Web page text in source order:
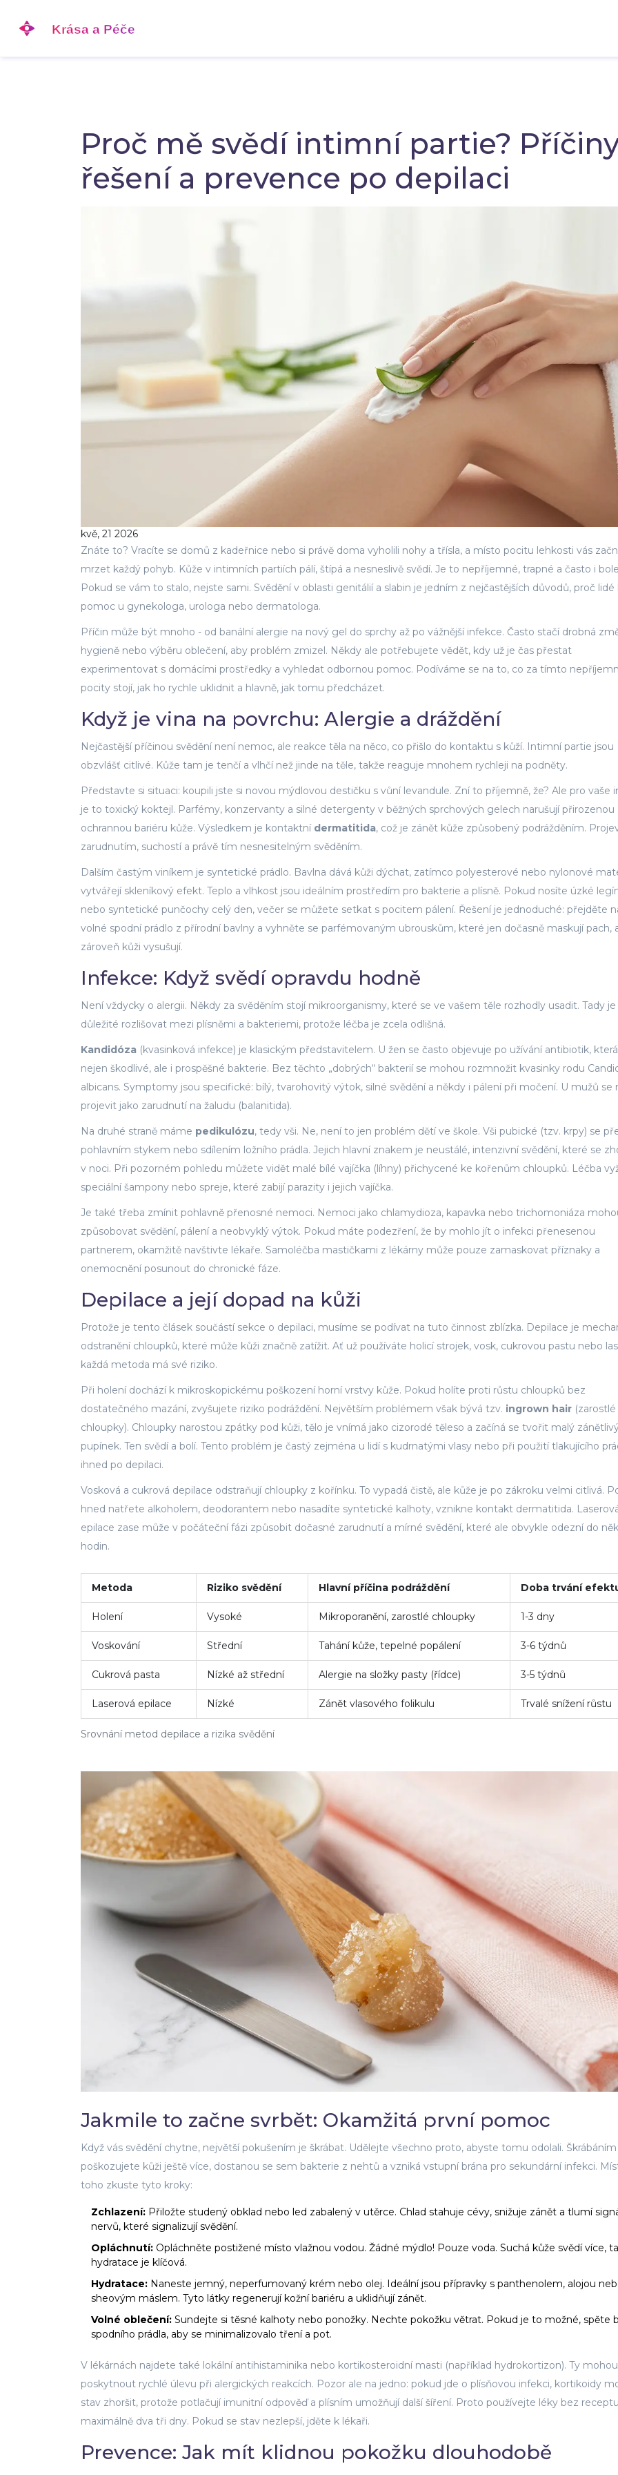
Proč mě svědí intimní partie?
řešení a prevence po depilaci
kvě, 21 2026
Znáte to? Vracíte se domů z kadeřnice nebo si právě doma vyholili nohy a třísla, a místo pocitu lehkosti vás
mrzet každý pohyb. Kůže v intimních partiích pálí, štípá a nesneslivě svědí. Je to nepříjemné, trapné a často i
Pokud se vám to stalo, nejste sami. Svědění v oblasti genitálií a slabin je jedním z nejčastějších důvodů, proč lidé
pomoc u gynekologa, urologa nebo dermatologa.
Příčin může být mnoho - od banální alergie na nový gel do sprchy až po vážnější infekce. Často stačí drobná
hygieně nebo výběru oblečení, aby problém zmizel. Někdy ale potřebujete vědět, kdy už je čas přestat
experimentovat s domácími prostředky a vyhledat odbornou pomoc. Podíváme se na to, co za tímto
pocity stojí, jak ho rychle uklidnit a hlavně, jak tomu předcházet.
Když je vina na povrchu: Alergie a dráždění
Nejčastější příčinou svědění není nemoc, ale reakce těla na něco, co přišlo do kontaktu s kůží. Intimní partie jsou
obzvlášť citlivé. Kůže tam je tenčí a vlhčí než jinde na těle, takže reaguje mnohem rychleji na podněty.
Představte si situaci: koupili jste si novou mýdlovou destičku s vůní levandule. Zní to příjemně, že? Ale pro vaše
je to toxický koktejl. Parfémy, konzervanty a silné detergenty v běžných sprchových gelech narušují přirozenou
ochrannou bariéru kůže. Výsledkem je kontaktní dermatitida, což je zánět kůže způsobený podrážděním.
zarudnutím, suchostí a právě tím nesnesitelným svěděním.
Dalším častým viníkem je syntetické prádlo. Bavlna dává kůži dýchat, zatímco polyesterové nebo nylonové
vytvářejí skleníkový efekt. Teplo a vlhkost jsou ideálním prostředím pro bakterie a plísně. Pokud nosíte úzké
nebo syntetické punčochy celý den, večer se můžete setkat s pocitem pálení. Řešení je jednoduché: přejděte
volné spodní prádlo z přírodní bavlny a vyhněte se parfémovaným ubrouskům, které jen dočasně maskují pach,
zároveň kůži vysušují.
Infekce: Když svědí opravdu hodně
Není vždycky o alergii. Někdy za svěděním stojí mikroorganismy, které se ve vašem těle rozhodly usadit. Tady je
důležité rozlišovat mezi plísněmi a bakteriemi, protože léčba je zcela odlišná.
Kandidóza (kvasinková infekce) je klasickým představitelem. U žen se často objevuje po užívání antibiotik,
nejen škodlivé, ale i prospěšné bakterie. Bez těchto „dobrých“ bakterií se mohou rozmnožit kvasinky rodu
albicans. Symptomy jsou specifické: bílý, tvarohovitý výtok, silné svědění a někdy i pálení při močení. U mužů se
projevit jako zarudnutí na žaludu (balanitida).
Na druhé straně máme pedikulózu, tedy vši. Ne, není to jen problém dětí ve škole. Vši pubické (tzv. krpy) se
pohlavním stykem nebo sdílením ložního prádla. Jejich hlavní znakem je neustálé, intenzivní svědění, které se
v noci. Při pozorném pohledu můžete vidět malé bílé vajíčka (líhny) přichycené ke kořenům chloupků. Léčba
speciální šampony nebo spreje, které zabijí parazity i jejich vajíčka.
Je také třeba zmínit pohlavně přenosné nemoci. Nemoci jako chlamydioza, kapavka nebo trichomoniáza
způsobovat svědění, pálení a neobvyklý výtok. Pokud máte podezření, že by mohlo jít o infekci přenesenou
partnerem, okamžitě navštivte lékaře. Samoléčba mastičkami z lékárny může pouze zamaskovat příznaky a
onemocnění posunout do chronické fáze.
Depilace a její dopad na kůži
Protože je tento člásek součástí sekce o depilaci, musíme se podívat na tuto činnost zblízka. Depilace je
odstranění chloupků, které může kůži značně zatížit. Ať už používáte holicí strojek, vosk, cukrovou pastu nebo
každá metoda má své riziko.
Při holení dochází k mikroskopickému poškození horní vrstvy kůže. Pokud holíte proti růstu chloupků bez
dostatečného mazání, zvyšujete riziko podráždění. Největším problémem však bývá tzv. ingrown hair (zarostlé
chloupky). Chloupky narostou zpátky pod kůži, tělo je vnímá jako cizorodé těleso a začíná se tvořit malý
pupínek. Ten svědí a bolí. Tento problém je častý zejména u lidí s kudrnatými vlasy nebo při použití tlakujícího
ihned po depilaci.
Vosková a cukrová depilace odstraňují chloupky z kořínku. To vypadá čistě, ale kůže je po zákroku velmi citlivá.
hned natřete alkoholem, deodorantem nebo nasadíte syntetické kalhoty, vznikne kontakt dermatitida.
epilace zase může v počáteční fázi způsobit dočasné zarudnutí a mírné svědění, které ale obvykle odezní do
hodin.
Srovnání metod depilace a rizika svědění
Metoda Riziko svědění Hlavní příčina podráždění Doba trvání
Holení Vysoké Mikroporanění, zarostlé chloupky 1-3 dny
Voskování Střední Tahání kůže, tepelné popálení 3-6 týdnů
Cukrová pasta Nízké až střední Alergie na složky pasty (řídce) 3-5 týdnů
Laserová epilace Nízké Zánět vlasového folikulu Trvalé snížení růstu
Jakmile to začne svrbět: Okamžitá první pomoc
Když vás svědění chytne, největší pokušením je škrábat. Udělejte všechno proto, abyste tomu odolali. Škrábáním
poškozujete kůži ještě více, dostanou se sem bakterie z nehtů a vzniká vstupní brána pro sekundární infekci.
toho zkuste tyto kroky:
Zchlazení: Přiložte studený obklad nebo led zabalený v utěrce. Chlad stahuje cévy, snižuje zánět a tlumí
nervů, které signalizují svědění.
Opláchnutí: Opláchněte postižené místo vlažnou vodou. Žádné mýdlo! Pouze voda. Suchá kůže svědí více,
hydratace je klíčová.
Hydratace: Naneste jemný, neperfumovaný krém nebo olej. Ideální jsou přípravky s panthenolem, alojou
sheovým máslem. Tyto látky regenerují kožní bariéru a uklidňují zánět.
Volné oblečení: Sundejte si těsné kalhoty nebo ponožky. Nechte pokožku větrat. Pokud je to možné, spěte
spodního prádla, aby se minimalizovalo tření a pot.
V lékárnách najdete také lokální antihistaminika nebo kortikosteroidní masti (například hydrokortizon). Ty mohou
poskytnout rychlé úlevu při alergických reakcích. Pozor ale na jedno: pokud jde o plísňovou infekci, kortikoidy
stav zhoršit, protože potlačují imunitní odpověď a plísním umožňují další šíření. Proto používejte léky bez
maximálně dva tři dny. Pokud se stav nezlepší, jděte k lékaři.
Prevence: Jak mít klidnou pokožku dlouhodobě